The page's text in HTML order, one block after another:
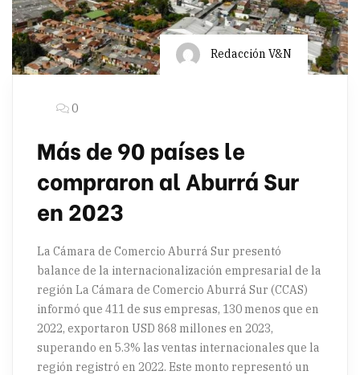
Redacción V&N
0
Más de 90 países le
compraron al Aburrá Sur
en 2023
La Cámara de Comercio Aburrá Sur presentó
balance de la internacionalización empresarial de la
región La Cámara de Comercio Aburrá Sur (CCAS)
informó que 411 de sus empresas, 130 menos que en
2022, exportaron USD 868 millones en 2023,
superando en 5.3% las ventas internacionales que la
región registró en 2022. Este monto representó un